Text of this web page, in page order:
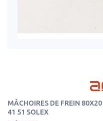
MÂCHOIRES DE FREIN
41 51 SOLEX